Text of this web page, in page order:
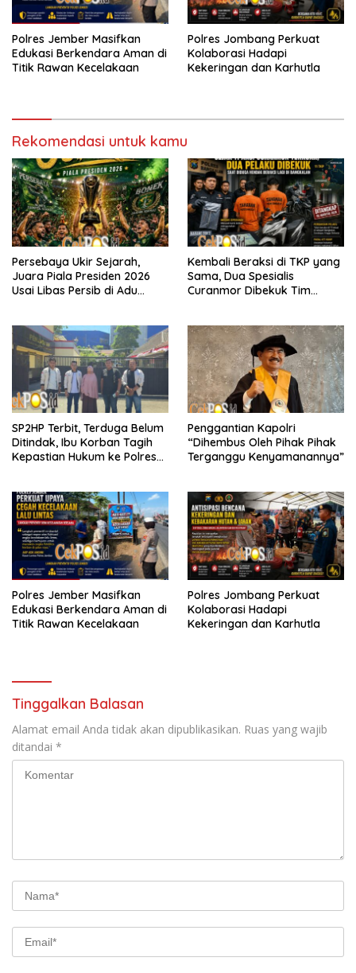
Polres Jember Masifkan
Edukasi Berkendara Aman di
Titik Rawan Kecelakaan
Polres Jombang Perkuat
Kolaborasi Hadapi
Kekeringan dan Karhutla
Rekomendasi untuk kamu
Persebaya Ukir Sejarah,
Juara Piala Presiden 2026
Usai Libas Persib di Adu
Kembali Beraksi di TKP yang
Sama, Dua Spesialis
Curanmor Dibekuk Tim
SP2HP Terbit, Terduga Belum
Ditindak, Ibu Korban Tagih
Kepastian Hukum ke Polres
Penggantian Kapolri
“Dihembus Oleh Pihak Pihak
Terganggu Kenyamanannya”
Polres Jember Masifkan
Edukasi Berkendara Aman di
Titik Rawan Kecelakaan
Polres Jombang Perkuat
Kolaborasi Hadapi
Kekeringan dan Karhutla
Tinggalkan Balasan
Alamat email Anda tidak akan dipublikasikan. Ruas yang wajib
ditandai *